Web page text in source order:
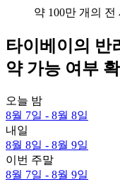
약 100만 개의
타이베이의 반
약 가능 여부
오늘 밤
8월 7일 - 8월 8일
내일
8월 8일 - 8월 9일
이번 주말
8월 7일 - 8월 9일